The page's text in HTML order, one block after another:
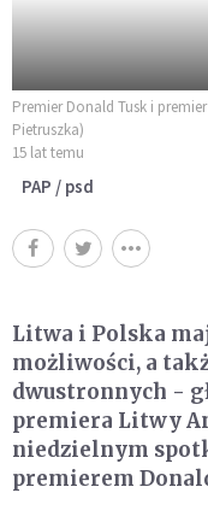
Premier Donald Tusk i
Pietruszka)
15 lat temu
PAP / psd
Litwa i Polska
możliwości, a
dwustronnych -
premiera Litwy
niedzielnym
premierem